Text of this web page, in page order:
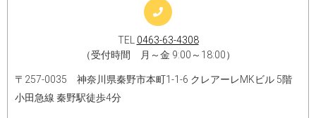
TEL 0463-63-4308
（受付時間 月～金 9:00～18:00）
〒257-0035 神奈川県秦野市本町1-1-6 クレアーレMKビル 5階
小田急線 秦野駅徒歩4分